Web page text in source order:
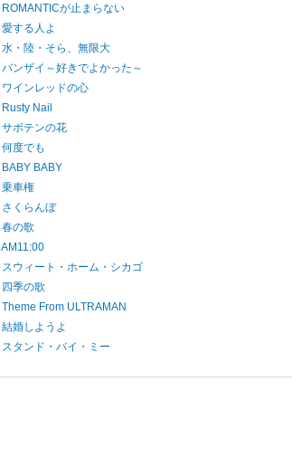
ROMANTICが止まらない
愛する人よ
水・陸・そら、無限大
バンザイ～好きでよかった～
ワインレッドの心
Rusty Nail
サボテンの花
何度でも
BABY BABY
乗車権
さくらんぼ
春の歌
AM11:00
スウィート・ホーム・シカゴ
四季の歌
Theme From ULTRAMAN
結婚しようよ
スタンド・バイ・ミー